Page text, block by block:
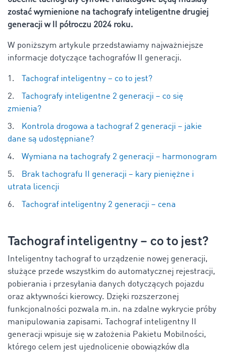
zostać wymienione na tachografy inteligentne drugiej
generacji w II półroczu 2024 roku.
W poniższym artykule przedstawiamy najważniejsze
informacje dotyczące tachografów II generacji.
Tachograf inteligentny – co to jest?
Tachografy inteligentne 2 generacji – co się
zmienia?
Kontrola drogowa a tachograf 2 generacji – jakie
dane są udostępniane?
Wymiana na tachografy 2 generacji – harmonogram
Brak tachografu II generacji – kary pieniężne i
utrata licencji
Tachograf inteligentny 2 generacji – cena
Tachograf inteligentny – co to jest?
Inteligentny tachograf to urządzenie nowej generacji,
służące przede wszystkim do automatycznej rejestracji,
pobierania i przesyłania danych dotyczących pojazdu
oraz aktywności kierowcy. Dzięki rozszerzonej
funkcjonalności pozwala m.in. na zdalne wykrycie próby
manipulowania zapisami. Tachograf inteligentny II
generacji wpisuje się w założenia Pakietu Mobilności,
którego celem jest ujednolicenie obowiązków dla